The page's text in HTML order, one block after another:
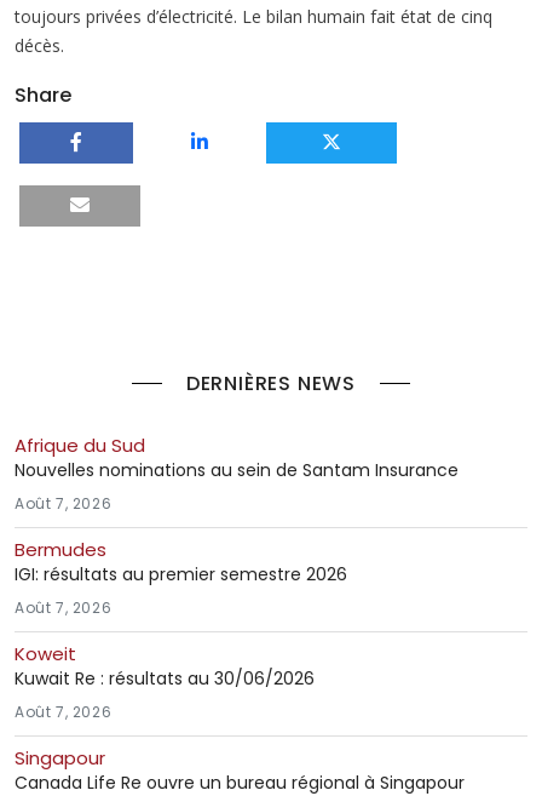
toujours privées d’électricité. Le bilan humain fait état de cinq
décès.
Share
DERNIÈRES NEWS
Afrique du Sud
Nouvelles nominations au sein de Santam Insurance
Août 7, 2026
Bermudes
IGI: résultats au premier semestre 2026
Août 7, 2026
Koweit
Kuwait Re : résultats au 30/06/2026
Août 7, 2026
Singapour
Canada Life Re ouvre un bureau régional à Singapour